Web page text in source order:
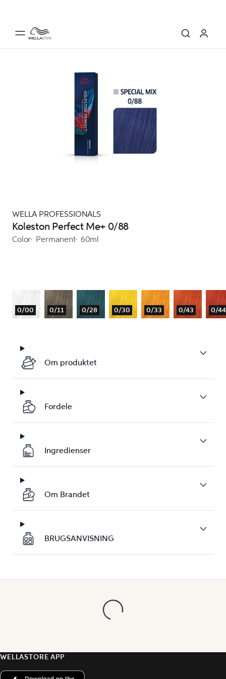
WELLA PROFESSIONALS
Koleston Perfect Me+ 0/88
Color Permanent 60ml
0/00 0/11 0/28 0/30 0/33 0/43 0/44
Om produktet
Fordele
Ingredienser
Om Brandet
BRUGSANVISNING
WELLASTORE APP